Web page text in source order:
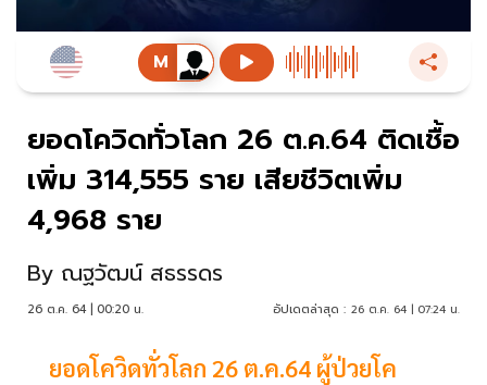
ยอดโควิดทั่วโลก 26 ต.ค.64 ติดเชื้อ
เพิ่ม 314,555 ราย เสียชีวิตเพิ่ม
4,968 ราย
By ณฐวัฒน์ สธรรดร
26 ต.ค. 64 | 00:20 น. อัปเดตล่าสุด : 26 ต.ค. 64 | 07:24 น.
ยอดโควิดทั่วโลก 26 ต.ค.64 ผู้ป่วยโค